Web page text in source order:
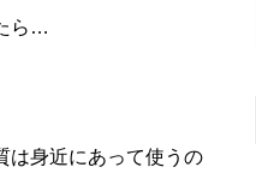
ら…
は身近にあって使うの